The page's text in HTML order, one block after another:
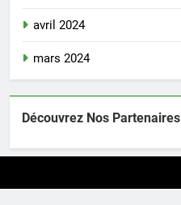
avril 2024
mars 2024
Découvrez Nos Partenaires